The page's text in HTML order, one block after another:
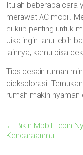
Itulah beberapa cara
merawat AC mobil.
cukup penting untuk
Jika ingin tahu lebih
lainnya, kamu bisa
Tips desain rumah
dieksplorasi.
rumah makin nyaman
← Bikin Mobil Lebih
Kendaraanmu!